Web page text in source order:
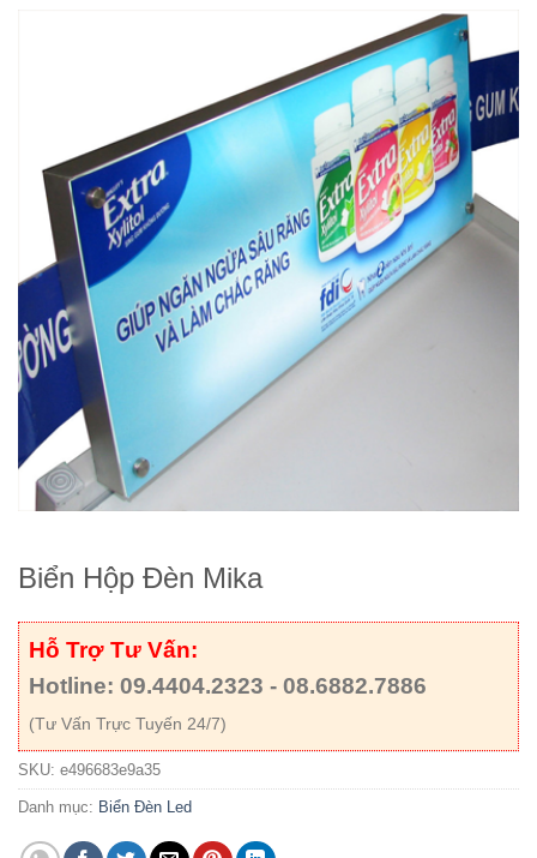
Biển Hộp Đèn Mika
Hỗ Trợ Tư Vấn:
Hotline: 09.4404.2323 - 08.6882.7886
(Tư Vấn Trực Tuyến 24/7)
SKU: e496683e9a35
Danh mục: Biển Đèn Led